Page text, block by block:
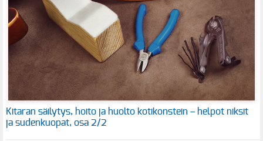
Kitaran säilytys, hoito ja huolto kotikonstein – helpot niksit
ja sudenkuopat, osa 2/2